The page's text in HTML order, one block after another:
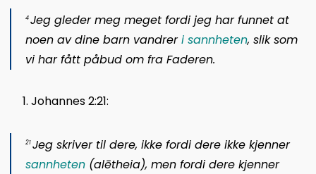
4Jeg gleder meg meget fordi jeg har funnet at
noen av dine barn vandreri sannheten, slik som
vi har fått påbud om fra Faderen.
Johannes 2:21:
21Jeg skriver til dere, ikke fordi dere ikke kjenner
sannheten(alētheia), men fordi dere kjenner